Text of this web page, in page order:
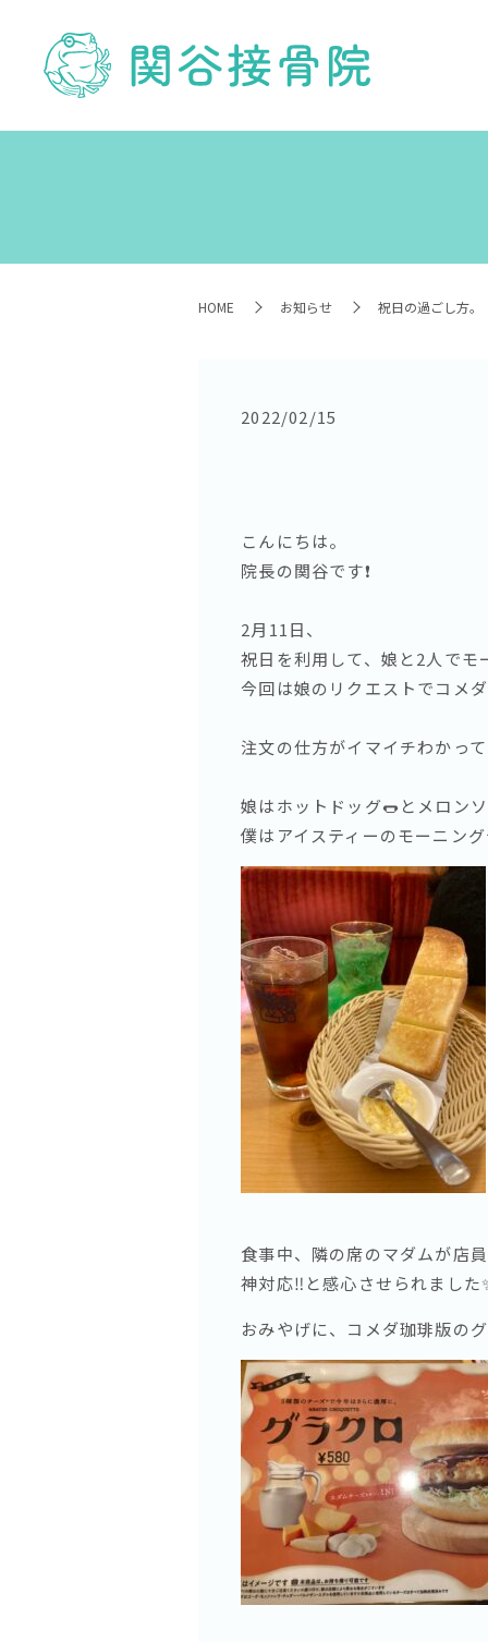
HOME お知らせ 祝日の過ごし方。
2022/02/15
こんにちは。
院長の関谷です❗️
2月11日、
祝日を利用して、娘と2人でモ
今回は娘のリクエストでコメ
注文の仕方がイマイチわかっ
娘はホットドッグ🌭とメロン
僕はアイスティーのモーニン
食事中、隣の席のマダムが店
神対応‼️と感心させられました
おみやげに、コメダ珈琲版の